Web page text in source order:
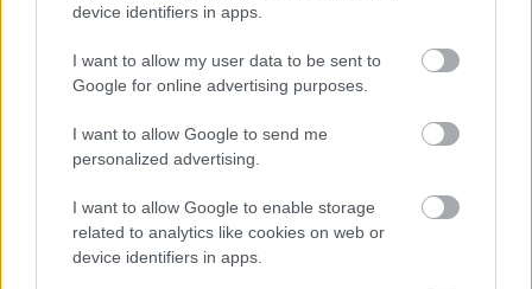
device identifiers in apps.
I want to allow my user data to be sent to
Google for online advertising purposes.
I want to allow Google to send me
personalized advertising.
I want to allow Google to enable storage
related to analytics like cookies on web or
device identifiers in apps.